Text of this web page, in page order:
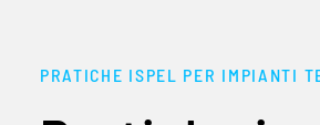
PRATICHE ISPEL PER IMPIANTI